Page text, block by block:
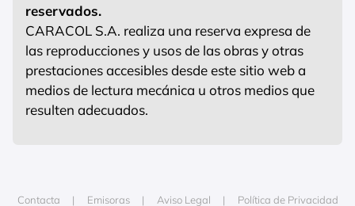
reservados.
CARACOL S.A. realiza una reserva expresa de
las reproducciones y usos de las obras y otras
prestaciones accesibles desde este sitio web a
medios de lectura mecánica u otros medios que
resulten adecuados.
Contacta Emisoras Aviso Legal Política de Privacidad